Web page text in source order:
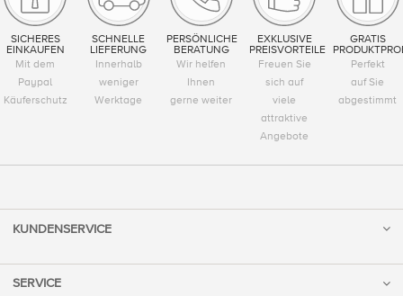
SICHERES
EINKAUFEN
Mit dem
Paypal
Käuferschutz
SCHNELLE
LIEFERUNG
Innerhalb
weniger
Werktage
PERSÖNLICHE
BERATUNG
Wir helfen
Ihnen
gerne weiter
EXKLUSIVE
PREISVORTEILE
Freuen Sie
sich auf
viele
attraktive
Angebote
GRATIS
Perfekt
auf Sie
abgestimmt
KUNDENSERVICE
SERVICE